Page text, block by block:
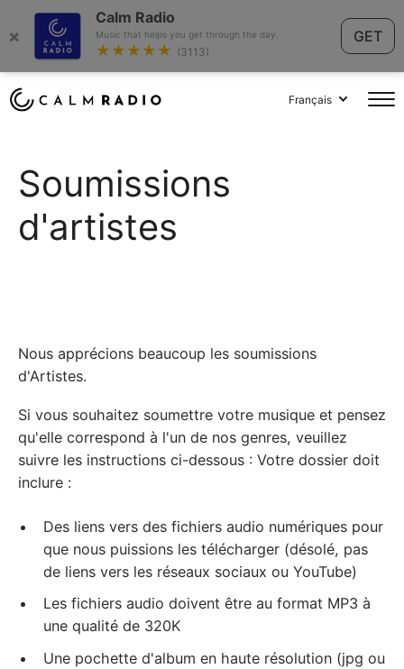
×
Calm Radio
Music that helps you get through the day.
★★★★★ (3113)
GET
Français
Soumissions
d'artistes
Nous apprécions beaucoup les soumissions
d'Artistes.
Si vous souhaitez soumettre votre musique et pensez
qu'elle correspond à l'un de nos genres, veuillez
suivre les instructions ci-dessous : Votre dossier doit
inclure :
Des liens vers des fichiers audio numériques pour
que nous puissions les télécharger (désolé, pas
de liens vers les réseaux sociaux ou YouTube)
Les fichiers audio doivent être au format MP3 à
une qualité de 320K
Une pochette d'album en haute résolution (jpg ou